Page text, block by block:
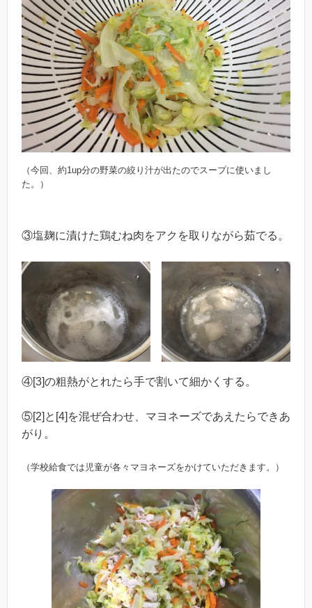
（今回、約1up分の野菜の絞り汁が出たのでスープに使いまし
た。）
③塩麹に漬けた鶏むね肉をアクを取りながら茹でる。
④[3]の粗熱がとれたら手で割いて細かくする。
⑤[2]と[4]を混ぜ合わせ、マヨネーズであえたらできあ
がり。
（学校給食では児童が各々マヨネーズをかけていただきます。）